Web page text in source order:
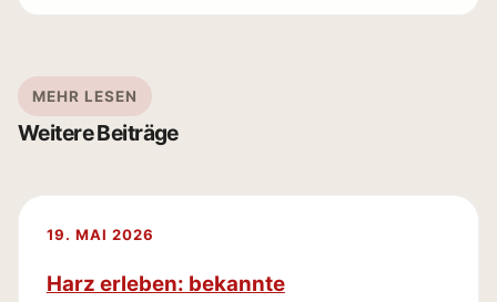
MEHR LESEN
Weitere Beiträge
19. MAI 2026
Harz erleben: bekannte